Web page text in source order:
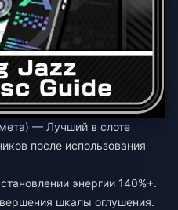
— Лучший в слоте
после использования
энергии 140%+.
шкалы оглушения.